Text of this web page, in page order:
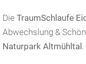
Die TraumSchlaufe
Abwechslung &
Naturpark Altmühltal .